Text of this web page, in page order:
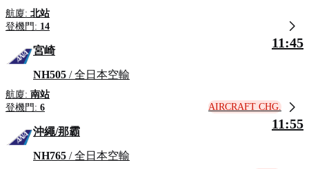
航廈: 北站
登機門: 14
宮崎
NH505 / 全日本空輸
航廈: 南站
登機門: 6
11:45
AIRCRAFT CHG.
沖繩/那霸
NH765 / 全日本空輸
11:55